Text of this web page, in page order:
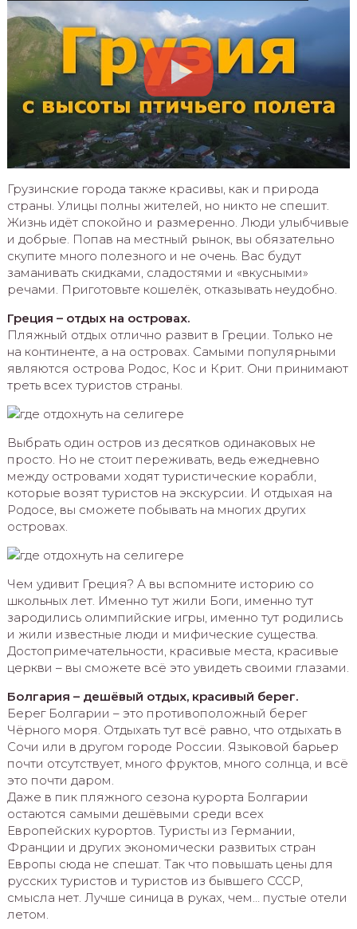
Грузинские города также красивы, как и природа
страны. Улицы полны жителей, но никто не спешит.
Жизнь идёт спокойно и размеренно. Люди улыбчивые
и добрые. Попав на местный рынок, вы обязательно
скупите много полезного и не очень. Вас будут
заманивать скидками, сладостями и «вкусными»
речами. Приготовьте кошелёк, отказывать неудобно.
Греция – отдых на островах.
Пляжный отдых отлично развит в Греции. Только не
на континенте, а на островах. Самыми популярными
являются острова Родос, Кос и Крит. Они принимают
треть всех туристов страны.
Выбрать один остров из десятков одинаковых не
просто. Но не стоит переживать, ведь ежедневно
между островами ходят туристические корабли,
которые возят туристов на экскурсии. И отдыхая на
Родосе, вы сможете побывать на многих других
островах.
Чем удивит Греция? А вы вспомните историю со
школьных лет. Именно тут жили Боги, именно тут
зародились олимпийские игры, именно тут родились
и жили известные люди и мифические существа.
Достопримечательности, красивые места, красивые
церкви – вы сможете всё это увидеть своими глазами.
Болгария – дешёвый отдых, красивый берег.
Берег Болгарии – это противоположный берег
Чёрного моря. Отдыхать тут всё равно, что отдыхать в
Сочи или в другом городе России. Языковой барьер
почти отсутствует, много фруктов, много солнца, и всё
это почти даром.
Даже в пик пляжного сезона курорта Болгарии
остаются самыми дешёвыми среди всех
Европейских курортов. Туристы из Германии,
Франции и других экономически развитых стран
Европы сюда не спешат. Так что повышать цены для
русских туристов и туристов из бывшего СССР,
смысла нет. Лучше синица в руках, чем… пустые отели
летом.